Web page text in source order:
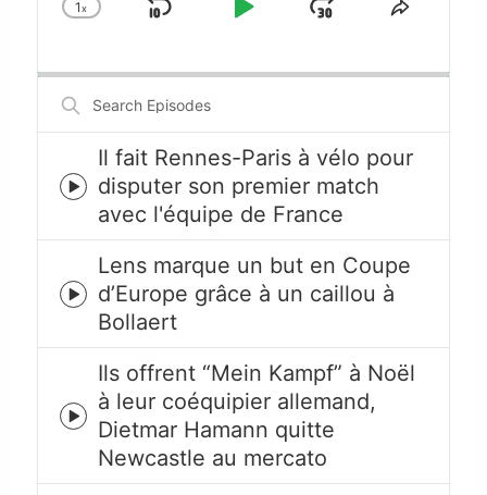
Change
1x
Skip
Play
JumpShare
Search
Episodes
Episode
play
icon
Il fait Rennes-Paris à vélo pour
disputer son premier match
avec l'équipe de France
Episode
play
icon
Lens marque un but en Coupe
d’Europe grâce à un caillou à
Bollaert
Episode
play
icon
Ils offrent “Mein Kampf” à Noël
à leur coéquipier allemand,
Dietmar Hamann quitte
Newcastle au mercato